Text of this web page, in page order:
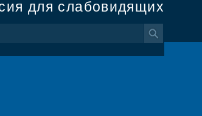
для слабовидящих